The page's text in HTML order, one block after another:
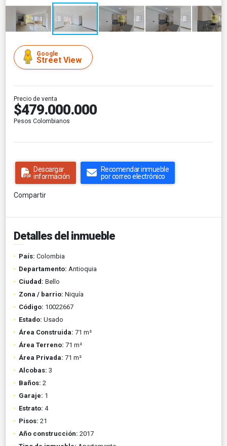
Google
Street View
Precio de venta
$479.000.000
Pesos Colombianos
Descargar
información
Recomendar inmueble
por correo electrónico
Compartir
Detalles del inmueble
País: Colombia
Departamento: Antioquia
Ciudad: Bello
Zona / barrio: Niquía
Código: 10022667
Estado: Usado
Área Construida: 71 m²
Área Terreno: 71 m²
Área Privada: 71 m²
Alcobas: 3
Baños: 2
Garaje: 1
Estrato: 4
Pisos: 21
Año construcción: 2017